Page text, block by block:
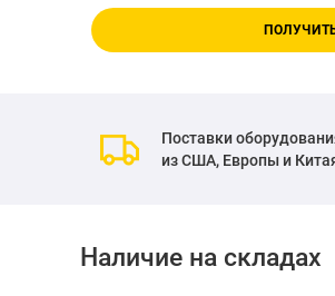
Поставки
из США, Европы и
Наличие на складах